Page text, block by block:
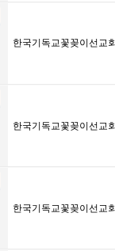
한국기독교꽃꽂이선교
한국기독교꽃꽂이선교
한국기독교꽃꽂이선교